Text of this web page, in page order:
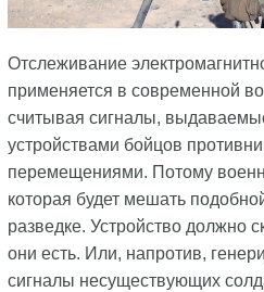
Отслеживание
применяется в современной
считывая сигналы,
устройствами бойцов
перемещениями. Потому
которая будет мешать
разведке. Устройство должно
они есть. Или, напротив,
сигналы несуществующих